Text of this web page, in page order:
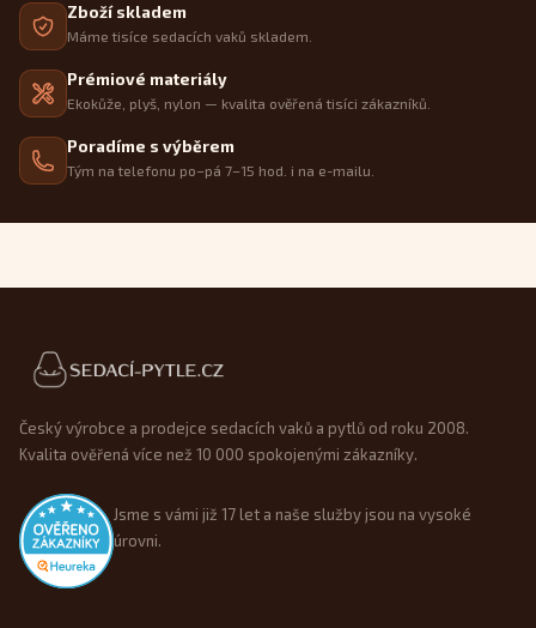
Zboží skladem
Máme tisíce sedacích vaků skladem.
Prémiové materiály
Ekokůže, plyš, nylon — kvalita ověřená tisíci zákazníků.
Poradíme s výběrem
Tým na telefonu po–pá 7–15 hod. i na e-mailu.
Patička webu
Český výrobce a prodejce sedacích vaků a pytlů od roku 2008.
Kvalita ověřená více než 10 000 spokojenými zákazníky.
Jsme s vámi již 17 let a naše služby jsou na vysoké
úrovni.